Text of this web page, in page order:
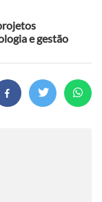
e gestão